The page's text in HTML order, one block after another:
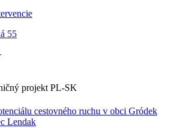
55
cestovného ruchu v obci Gródek
Lendak